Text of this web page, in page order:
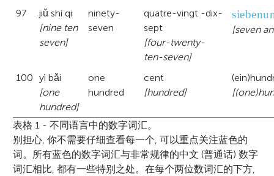
在我的研究中, 我对儿童如何学习基础数学以
及成人如何处理数字感兴趣。我尤其感兴趣的
是, 不同的语言对数学学习有什么帮助, 或者有
时没有帮助。我还认为, 利用我从研究中学到
的知识来帮助那些在数学、阅读或写作方面有
困难的孩子是非常重要的。我的主要语言是德
语, 但我也会说英语和法语, 现在我正在努力学
习西班牙语。*j.bahnmuller@lboro.ac.uk
我小时候学习语言比较晚。我在两岁左右才开
始学说话。那次度假时, 我遇到了一个和我同
龄的小女孩, 她已经会说话了。不过, 我学习数
字和计算的时间却很早。也许这就是我对语言
如何影响数字处理和数学感兴趣的原因之一。
用某些语言计算是否比用其他语言计算更容
易？ 我们是否需要语言来处理数字？ 当数学
问题变得更加困难时, 语言是否尤其重要？
我是一名在英国拉夫堡工作的研究员, 最初来
自波兰。我还在德国生活过几年。波兰语是我
的主要语言, 这可能是因为我对德语数字感到
吃力！在我的工作中, 我正在研究人的大脑是
如何处理数字的, 以及它是利用什么样的其他
信息来处理数字的。除此之外, 我还对科学的
许多方面感兴趣。闲暇时, 我喜欢旅行和远
足。我最喜欢的动物有: 企鹅、大熊猫、羊驼
和考拉。
年龄 10
大家好, 我叫 SIENA, 我喜欢阅读、写作和猫,
现在读五年级。
我们是孟买国际学校八年级的学生 (共两组, 每
组 20 人), 我们对《少年科学前沿》的审稿项
目很感兴趣。我们喜欢在为稿件提出反馈意见
时检验自己的写作技巧。学习、探索和挑战自
己的极限非常有趣。在 “青年思想前沿 ”可以学
到很多东西！
年龄 11
大家好, 我是 Bridget, 我喜欢的东西和 Siena
一样！--学习是一种乐趣！
97
jiǔ shí qi
[nine ten
seven]
ninety-
seven
quatre-vingt -dix-
sept
[four-twenty-
ten-seven]
[seven
100 yì bǎi
[one
hundred]
one
hundred
cent
[hundred]
表格 1 - 不同语言中的数字词汇。
别担心, 你不需要仔细查看每一个, 可以重点关注蓝色的
词。所有蓝色的数字词汇与非常规律的中文 (普通话) 数字
词汇相比, 都有一些特别之处。在每个两位数词汇的下方,